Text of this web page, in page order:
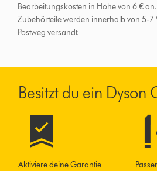
Bearbeitungskosten in Höhe von 6 € an.
Zubehörteile werden innerhalb von 5-7
Postweg versandt.
Besitzt du ein Dyson
Aktiviere deine Garantie